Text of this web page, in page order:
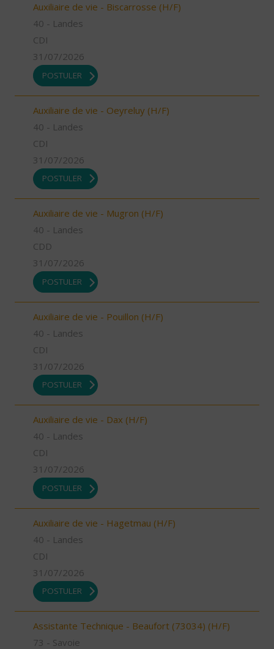
Auxiliaire de vie - Biscarrosse (H/F)
40 - Landes
CDI
31/07/2026
POSTULER
Auxiliaire de vie - Oeyreluy (H/F)
40 - Landes
CDI
31/07/2026
POSTULER
Auxiliaire de vie - Mugron (H/F)
40 - Landes
CDD
31/07/2026
POSTULER
Auxiliaire de vie - Pouillon (H/F)
40 - Landes
CDI
31/07/2026
POSTULER
Auxiliaire de vie - Dax (H/F)
40 - Landes
CDI
31/07/2026
POSTULER
Auxiliaire de vie - Hagetmau (H/F)
40 - Landes
CDI
31/07/2026
POSTULER
Assistante Technique - Beaufort (73034) (H/F)
73 - Savoie